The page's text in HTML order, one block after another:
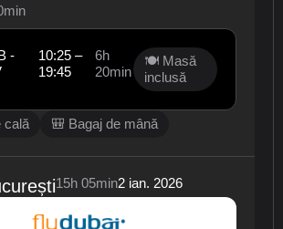
-
10:25 –
19:45
6h
20min
🍽 Masă
inclusă
cală 🎒 Bagaj de mână
15h 05min2 ian. 2026